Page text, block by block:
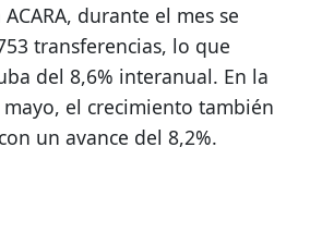
durante el mes se
transferencias, lo que
del 8,6% interanual. En la
el crecimiento también
un avance del 8,2%.